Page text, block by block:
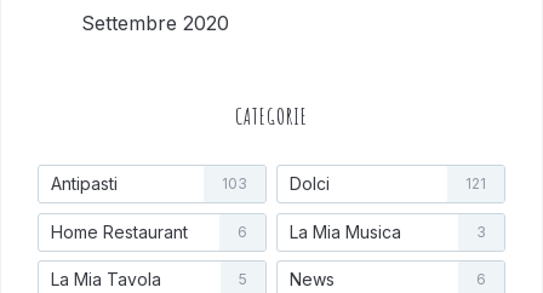
Settembre 2020
CATEGORIE
Antipasti 103 Dolci 121
Home Restaurant 6 La Mia Musica 3
La Mia Tavola 5 News 6